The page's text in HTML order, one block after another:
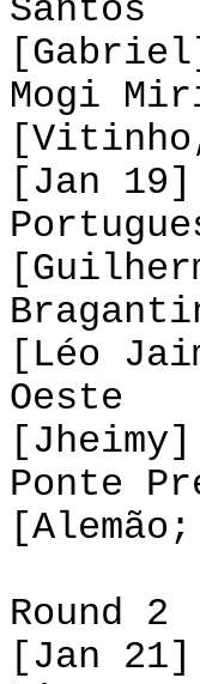
Mogi
[Jan 19]
[Léo
[Jheimy]
Round 2
[Jan 21]